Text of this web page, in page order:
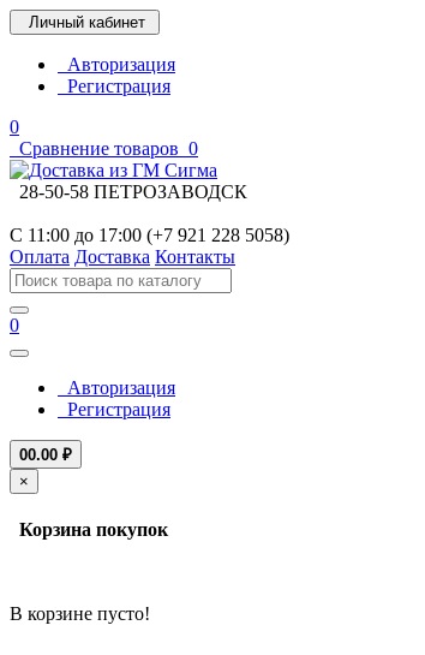
Личный кабинет
Авторизация
Регистрация
0
Сравнение товаров 0
28-50-58 ПЕТРОЗАВОДСК
С 11:00 до 17:00 (+7 921 228 5058)
Оплата Доставка Контакты
0
Авторизация
Регистрация
00.00 ₽
×
Корзина покупок
В корзине пусто!